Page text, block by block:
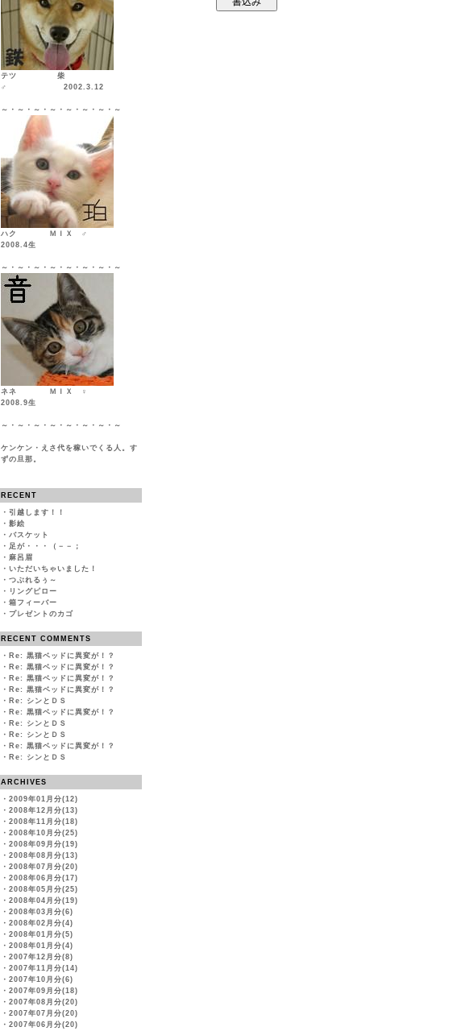
テツ 柴
♂ 2002.3.12
～・～・～・～・～・～・～・～
ハク ＭＩＸ ♂
2008.4生
～・～・～・～・～・～・～・～
ネネ ＭＩＸ ♀
2008.9生
～・～・～・～・～・～・～・～
ケンケン・えさ代を稼いでくる人。す
ずの旦那。
RECENT
・ 引越します！！
・ 影絵
・ バスケット
・ 足が・・・（－－；
・ 麻呂眉
・ いただいちゃいました！
・ つぶれるぅ～
・ リングピロー
・ 箱フィーバー
・ プレゼントのカゴ
RECENT COMMENTS
・ Re: 黒猫ベッドに異変が！？
・ Re: 黒猫ベッドに異変が！？
・ Re: 黒猫ベッドに異変が！？
・ Re: 黒猫ベッドに異変が！？
・ Re: シンとＤＳ
・ Re: 黒猫ベッドに異変が！？
・ Re: シンとＤＳ
・ Re: シンとＤＳ
・ Re: 黒猫ベッドに異変が！？
・ Re: シンとＤＳ
ARCHIVES
・ 2009年01月分(12)
・ 2008年12月分(13)
・ 2008年11月分(18)
・ 2008年10月分(25)
・ 2008年09月分(19)
・ 2008年08月分(13)
・ 2008年07月分(20)
・ 2008年06月分(17)
・ 2008年05月分(25)
・ 2008年04月分(19)
・ 2008年03月分(6)
・ 2008年02月分(4)
・ 2008年01月分(5)
・ 2008年01月分(4)
・ 2007年12月分(8)
・ 2007年11月分(14)
・ 2007年10月分(6)
・ 2007年09月分(18)
・ 2007年08月分(20)
・ 2007年07月分(20)
・ 2007年06月分(20)